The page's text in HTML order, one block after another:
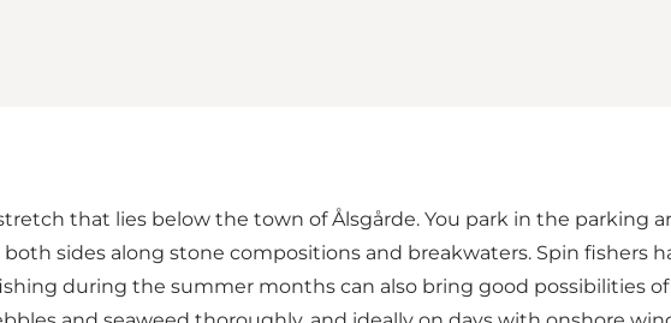
that lies below the town of Ålsgårde. You park in the parking
sides along stone compositions and breakwaters. Spin fishers
during the summer months can also bring good possibilities